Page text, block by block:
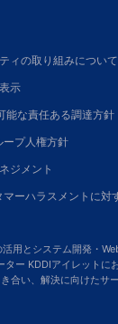
ィの取り組みについて
示
能な責任ある調達方針
ープ人権方針
ジメント
ーハラスメントに対
用とシステム開発・
ター KDDIアイレットに
合い、解決に向けたサ